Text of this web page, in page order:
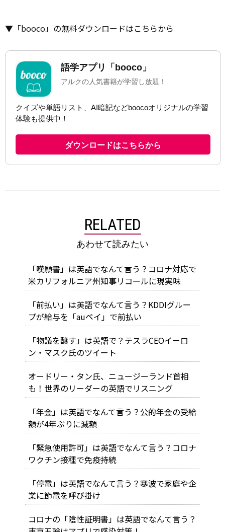
▼「booco」の無料ダウンロードはこちらから
RELATED
あわせて読みたい
「嘆願書」は英語でなんて言う？コロナ対応で
米カリフォルニア州知事リコールに現実味
「前払い」は英語でなんて言う？KDDIグルー
プが給与を「auペイ」で前払い
「物議を醸す」は英語で？テスラCEOイーロ
ン・マスク氏のツイート
オードリー・タン氏、ニュージーランド首相
も！世界のリーダーの英語でリスニング
「年金」は英語でなんて言う？公的年金の受給
額が4年ぶりに減額
「緊急使用許可」は英語でなんて言う？コロナ
ワクチン接種で免疫持続
「停電」は英語でなんて言う？寒波で家庭や企
業に節電を呼び掛け
コロナの「陰性証明書」は英語でなんて言う？